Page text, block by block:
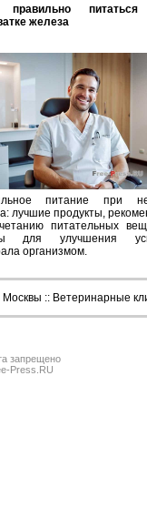
железа
питание при
лучшие продукты,
питательных
для улучшения
организмом.
Москвы :: Ветеринарные
запрещено
Press.RU